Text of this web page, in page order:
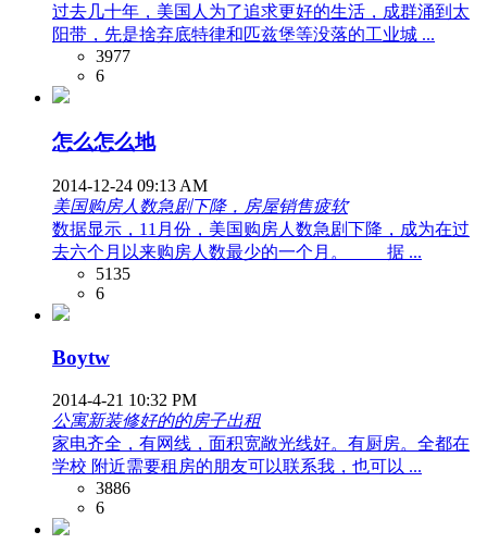
过去几十年，美国人为了追求更好的生活，成群涌到太
阳带，先是捨弃底特律和匹兹堡等没落的工业城 ...
3977
6
怎么怎么地
2014-12-24 09:13 AM
美国购房人数急剧下降，房屋销售疲软
数据显示，11月份，美国购房人数急剧下降，成为在过
去六个月以来购房人数最少的一个月。 据 ...
5135
6
Boytw
2014-4-21 10:32 PM
公寓新装修好的的房子出租
家电齐全，有网线，面积宽敞光线好。有厨房。全都在
学校 附近需要租房的朋友可以联系我，也可以 ...
3886
6